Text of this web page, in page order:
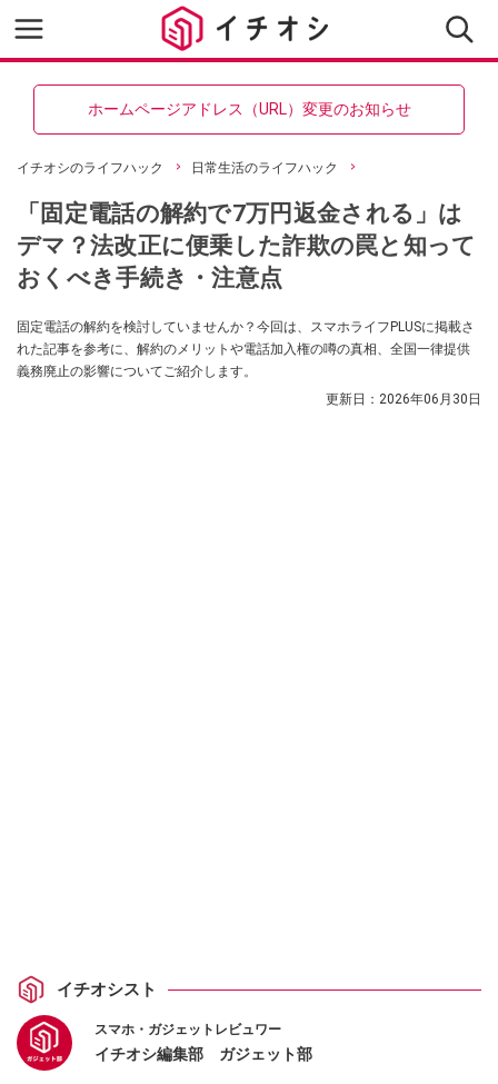
ホームページアドレス（URL）変更のお知らせ
イチオシのライフハック 日常生活のライフハック
「固定電話の解約で7万円返金される」は
デマ？法改正に便乗した詐欺の罠と知って
おくべき手続き・注意点
固定電話の解約を検討していませんか？今回は、スマホライフPLUSに掲載さ
れた記事を参考に、解約のメリットや電話加入権の噂の真相、全国一律提供
義務廃止の影響についてご紹介します。
更新日： 2026年06月30日
イチオシスト
スマホ・ガジェットレビュワー
イチオシ編集部 ガジェット部